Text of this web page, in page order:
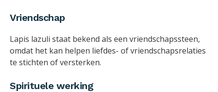
Vriendschap
Lapis lazuli staat bekend als een vriendschapssteen,
omdat het kan helpen liefdes- of vriendschapsrelaties
te stichten of versterken.
Spirituele werking